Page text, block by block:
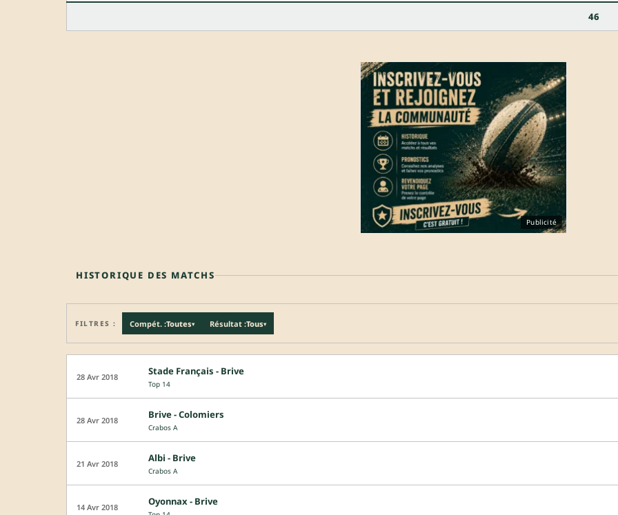
46
Publicité
HISTORIQUE DES MATCHS
FILTRES : Compét. :Toutes▾ Résultat :Tous▾
28 Avr 2018 Stade Français - Brive
Top 14
28 Avr 2018 Brive - Colomiers
Crabos A
21 Avr 2018 Albi - Brive
Crabos A
14 Avr 2018 Oyonnax - Brive